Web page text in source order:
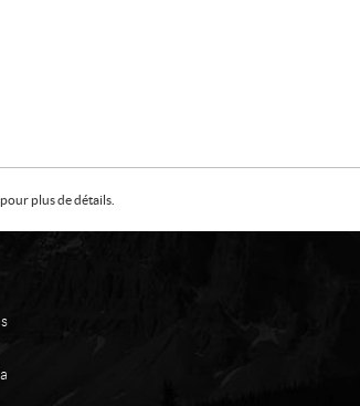
plus de détails.